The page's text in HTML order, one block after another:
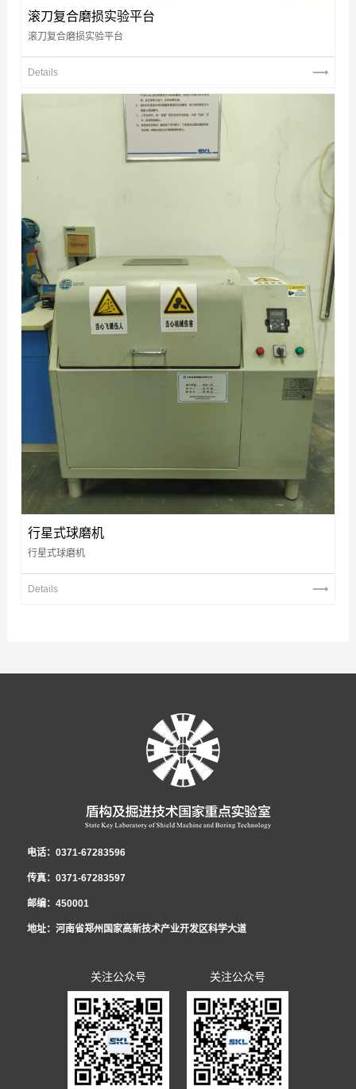
滚刀复合磨损实验平台
滚刀复合磨损实验平台
Details
行星式球磨机
行星式球磨机
Details
电话：0371-67283596
传真：0371-67283597
邮编：450001
地址：河南省郑州国家高新技术产业开发区科学大道
关注公众号 关注公众号